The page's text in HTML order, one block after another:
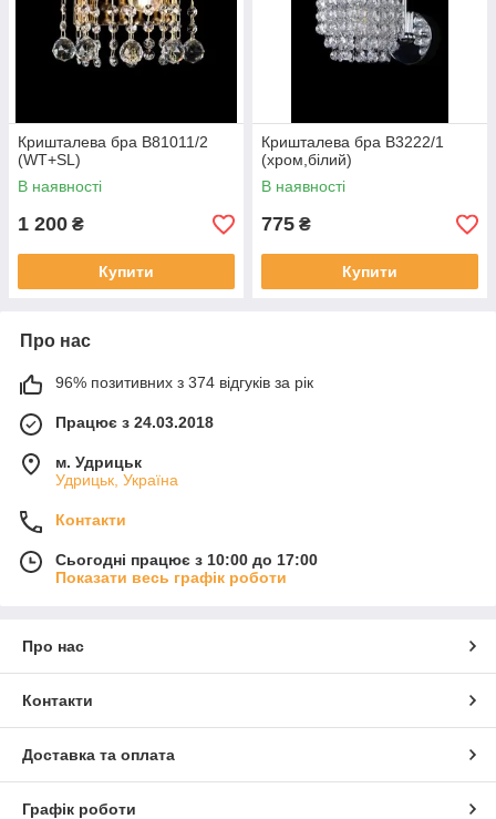
Кришталева бра B81011/2
(WT+SL)
В наявності
1 200 ₴
Купити
Кришталева бра B3222/1
(хром,білий)
В наявності
775 ₴
Купити
Про нас
96% позитивних з 374 відгуків за рік
Працює з 24.03.2018
м. Удрицьк
Удрицьк, Україна
Контакти
Сьогодні працює з 10:00 до 17:00
Показати весь графік роботи
Про нас
Контакти
Доставка та оплата
Графік роботи